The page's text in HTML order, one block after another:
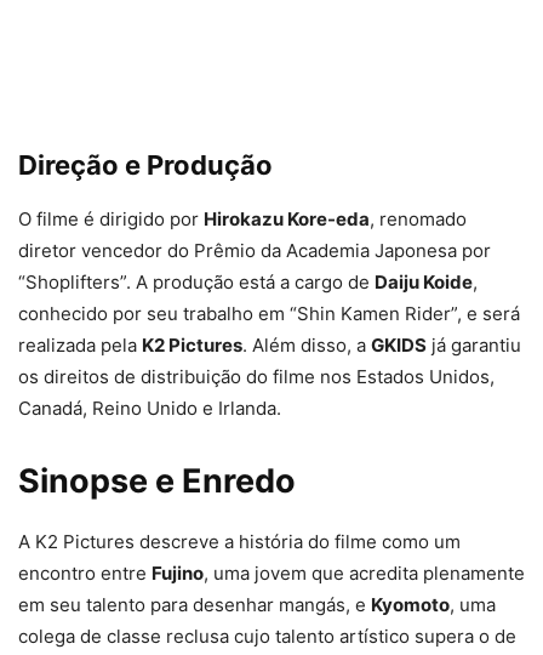
Direção e Produção
O filme é dirigido por Hirokazu Kore-eda, renomado
diretor vencedor do Prêmio da Academia Japonesa por
“Shoplifters”. A produção está a cargo de Daiju Koide,
conhecido por seu trabalho em “Shin Kamen Rider”, e será
realizada pela K2 Pictures. Além disso, a GKIDS já garantiu
os direitos de distribuição do filme nos Estados Unidos,
Canadá, Reino Unido e Irlanda.
Sinopse e Enredo
A K2 Pictures descreve a história do filme como um
encontro entre Fujino, uma jovem que acredita plenamente
em seu talento para desenhar mangás, e Kyomoto, uma
colega de classe reclusa cujo talento artístico supera o de